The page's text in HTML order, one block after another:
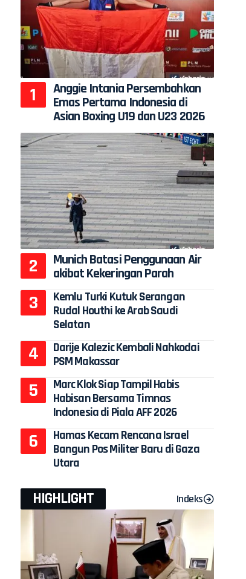
Anggie Intania Persembahkan
Emas Pertama Indonesia di
Asian Boxing U19 dan U23 2026
Munich Batasi Penggunaan Air
akibat Kekeringan Parah
Kemlu Turki Kutuk Serangan
Rudal Houthi ke Arab Saudi
Selatan
Darije Kalezic Kembali Nahkodai
PSM Makassar
Marc Klok Siap Tampil Habis
Habisan Bersama Timnas
Indonesia di Piala AFF 2026
Hamas Kecam Rencana Israel
Bangun Pos Militer Baru di Gaza
Utara
HIGHLIGHT Indeks